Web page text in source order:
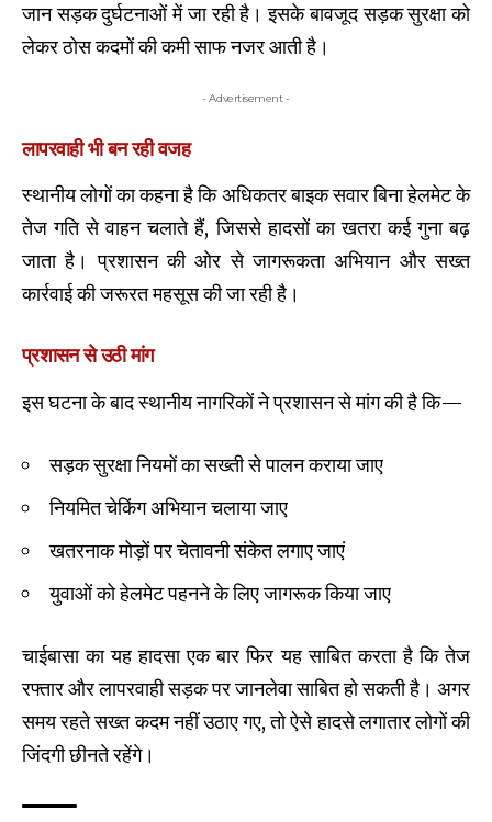
जान सड़क दुर्घटनाओं में जा रही है। इसके बावजूद सड़क सुरक्षा को
लेकर ठोस कदमों की कमी साफ नजर आती है।
- Advertisement -
लापरवाही भी बन रही वजह
स्थानीय लोगों का कहना है कि अधिकतर बाइक सवार बिना हेलमेट के
तेज गति से वाहन चलाते हैं, जिससे हादसों का खतरा कई गुना बढ़
जाता है। प्रशासन की ओर से जागरूकता अभियान और सख्त
कार्रवाई की जरूरत महसूस की जा रही है।
प्रशासन से उठी मांग
इस घटना के बाद स्थानीय नागरिकों ने प्रशासन से मांग की है कि—
सड़क सुरक्षा नियमों का सख्ती से पालन कराया जाए
नियमित चेकिंग अभियान चलाया जाए
खतरनाक मोड़ों पर चेतावनी संकेत लगाए जाएं
युवाओं को हेलमेट पहनने के लिए जागरूक किया जाए
चाईबासा का यह हादसा एक बार फिर यह साबित करता है कि तेज
रफ्तार और लापरवाही सड़क पर जानलेवा साबित हो सकती है। अगर
समय रहते सख्त कदम नहीं उठाए गए, तो ऐसे हादसे लगातार लोगों की
जिंदगी छीनते रहेंगे।